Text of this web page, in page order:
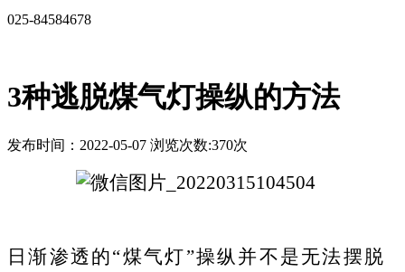
025-84584678
3种逃脱煤气灯操纵的方法
发布时间：2022-05-07 浏览次数:370次
日渐渗透的“煤气灯”操纵并不是无法摆脱